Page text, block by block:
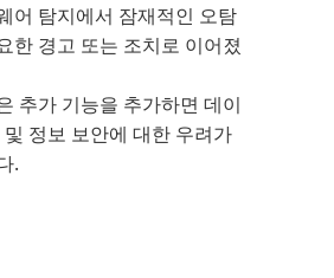
어 탐지에서 잠재적인 오탐
한 경고 또는 조치로 이어졌
추가 기능을 추가하면 데이
정보 보안에 대한 우려가
.